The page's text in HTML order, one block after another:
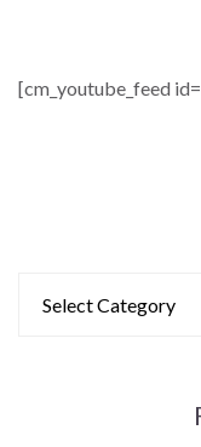
[cm_youtube_feed